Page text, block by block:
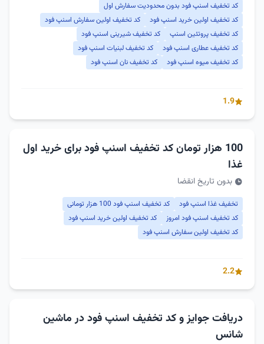
کد تخفیف اسنپ فود بدون محدودیت سفارش اول
کد تخفیف اولین خرید اسنپ فود
کد تخفیف اولین سفارش اسنپ فود
کد تخفیف پروتئین اسنپ
کد تخفیف شیرینی اسنپ فود
کد تخفیف عطاری اسنپ فود
کد تخفیف لبنیات اسنپ فود
کد تخفیف میوه اسنپ فود
کد تخفیف نان اسنپ فود
1.9
100 هزار تومان کد تخفیف اسنپ فود برای خرید اول
غذا
بدون تاریخ انقضا
تخفیف غذا اسنپ فود
کد تخفیف اسنپ فود 100 هزار تومانی
کد تخفیف اسنپ فود امروز
کد تخفیف اولین خرید اسنپ فود
کد تخفیف اولین سفارش اسنپ فود
2.2
دریافت جوایز و کد تخفیف اسنپ فود در ماشین
شانس